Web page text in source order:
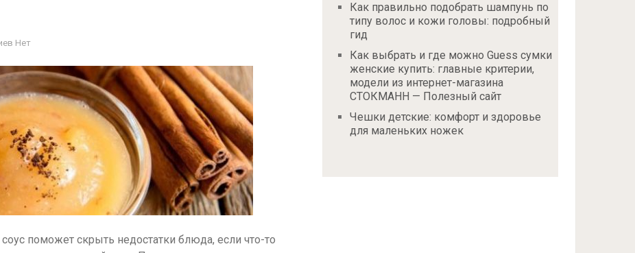
Нет
поможет скрыть недостатки блюда, если что-то
Как правильно подобрать шампунь по
типу волос и кожи головы: подробный
гид
Как выбрать и где можно Guess сумки
женские купить: главные критерии,
модели из интернет-магазина
СТОКМАНН — Полезный сайт
Чешки детские: комфорт и здоровье
для маленьких ножек